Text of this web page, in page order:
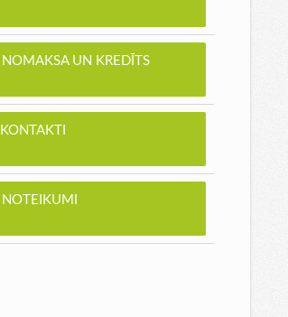
NOMAKSA UN KREDĪTS
KONTAKTI
NOTEIKUMI